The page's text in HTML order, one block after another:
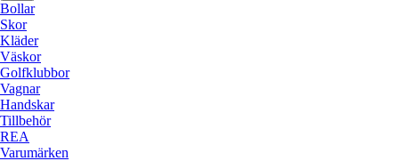
Bollar
Skor
Kläder
Väskor
Golfklubbor
Vagnar
Handskar
Tillbehör
REA
Varumärken